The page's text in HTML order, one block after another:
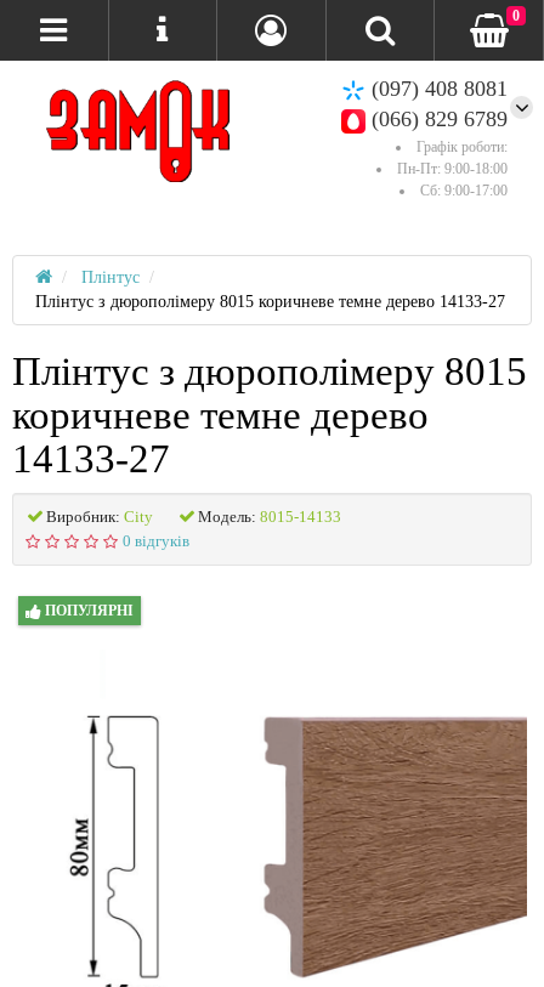
(097) 408 8081
(066) 829 6789
Графік роботи:
Пн-Пт: 9:00-18:00
Сб: 9:00-17:00
0
Плінтус
Плінтус з дюрополімеру 8015 коричневе темне дерево 14133-27
Плінтус з дюрополімеру 8015
коричневе темне дерево
14133-27
Виробник: City Модель: 8015-14133
0 відгуків
ПОПУЛЯРНІ